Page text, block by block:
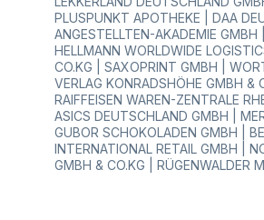
PLUSPUNKT APOTHEKE | DAA
ANGESTELLTEN-AKADEMIE GMBH
HELLMANN WORLDWIDE
CO.KG | SAXOPRINT GMBH |
VERLAG KONRADSHÖHE GMBH &
RAIFFEISEN WAREN-ZENTRALE
ASICS DEUTSCHLAND GMBH |
GUBOR SCHOKOLADEN GMBH |
INTERNATIONAL RETAIL GMBH |
GMBH & CO.KG | RÜGENWALDER